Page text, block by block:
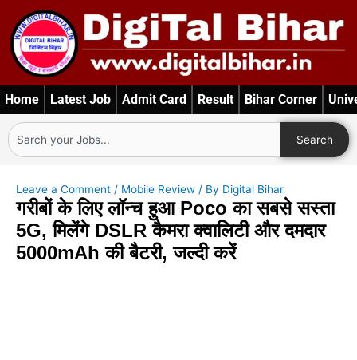
content
Home Latest Job Admit Card Result Bihar Corner
Search
Search
Leave a Comment / Mobile Review / By Digital Bihar
गरीबों के लिए लॉन्च हुआ Poco का सबसे सस्ता
5G, मिलेंगे DSLR कैमरा क्वालिटी और दमदार
5000mAh की बैटरी, जल्दी करें